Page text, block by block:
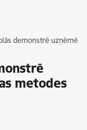
demonstrē
metodes